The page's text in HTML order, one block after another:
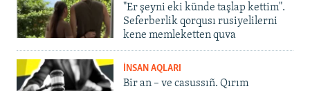
"Er şeyni eki künde taşlap kettim".
Seferberlik qorqusı rusiyelilerni
kene memleketten quva
İNSAN AQLARI
Bir an – ve casussıñ. Qırım